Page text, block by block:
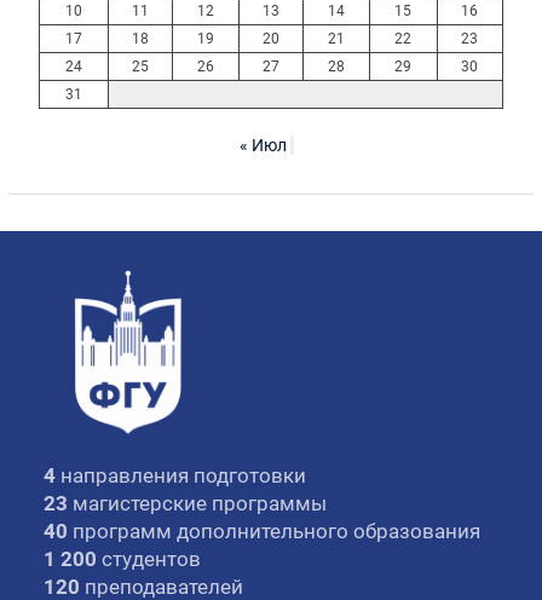
10
11 12 13 14 15
16
17
18 19 20 21 22
23
24
25 26 27 28 29
30
31
« Июл
4 направления подготовки
23 магистерские программы
40 программ дополнительного образования
1 200 студентов
120 преподавателей